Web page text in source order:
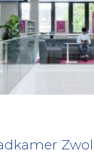
aan:
(29
november